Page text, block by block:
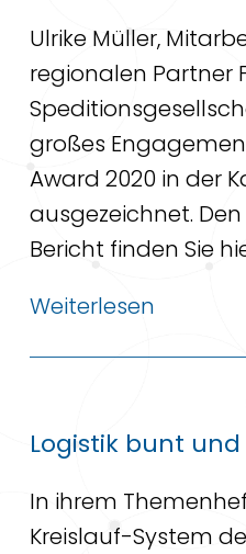
Ulrike Müller,
regionalen Partner
großes
Award 2020 in der
ausgezeichnet.
Bericht finden Sie
Weiterlesen
Logistik bunt
In ihrem
Kreislauf-System